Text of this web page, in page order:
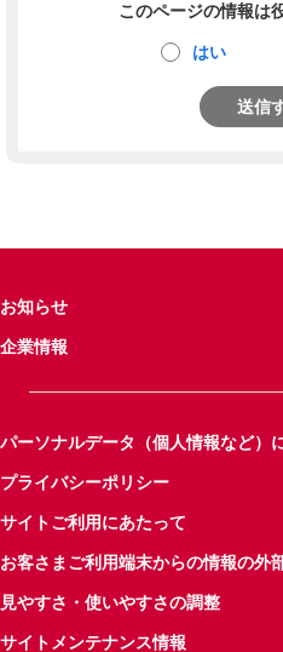
このページの情報は
はい
送信
お知らせ
企業情報
パーソナルデータ（個人情報など）
プライバシーポリシー
サイトご利用にあたって
お客さまご利用端末からの情報の外
見やすさ・使いやすさの調整
サイトメンテナンス情報